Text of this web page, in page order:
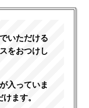
いただける
をおつけし
入っていま
ます。